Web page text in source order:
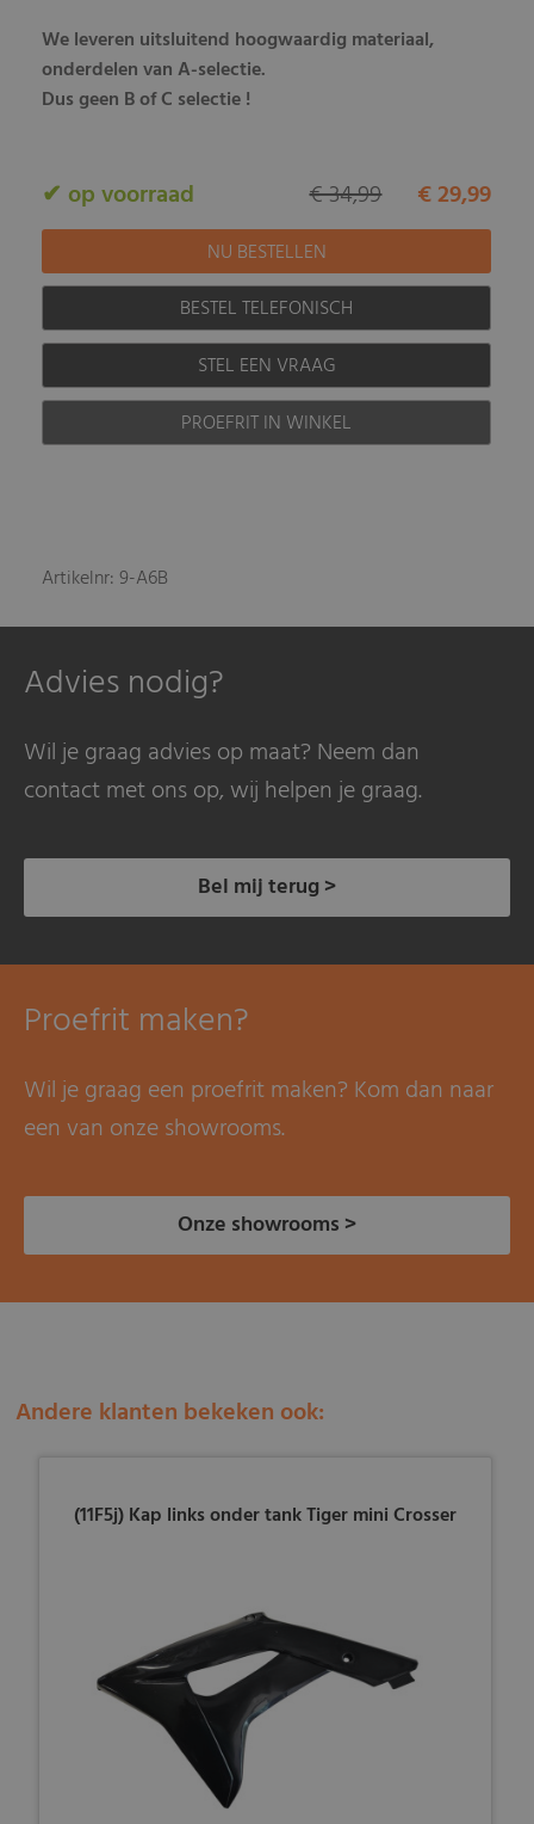
We leveren uitsluitend hoogwaardig materiaal,
onderdelen van A-selectie.
Dus geen B of C selectie !
✔ op voorraad € 29,99
€ 34,99
BESTEL TELEFONISCH
STEL EEN VRAAG
PROEFRIT IN WINKEL
Artikelnr: 9-A6B
Advies nodig?
Wil je graag advies op maat? Neem dan
contact met ons op, wij helpen je graag.
Bel mij terug >
Proefrit maken?
Wil je graag een proefrit maken? Kom dan naar
een van onze showrooms.
Onze showrooms >
Andere klanten bekeken ook:
(11F5j) Kap links onder tank Tiger mini Crosser